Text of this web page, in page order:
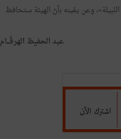
وعن يقينه بأنّ الهيئة ستحافظ
عبد الحفيظ الهرڤـــام